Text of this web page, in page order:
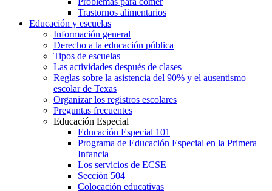
Trastornos alimentarios
Educación y escuelas
Información general
Derecho a la educación pública
Tipos de escuelas
Las actividades después de clases
Reglas sobre la asistencia del 90% y el ausentismo
escolar de Texas
Organizar los registros escolares
Preguntas frecuentes
Educación Especial
Educación Especial 101
Programa de Educación Especial en la Primera
Infancia
Los servicios de ECSE
Sección 504
Colocación educativas